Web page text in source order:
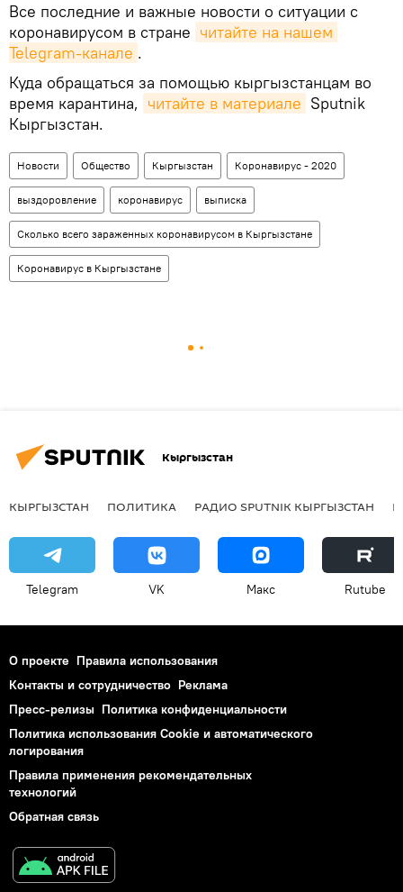
Все последние и важные новости о ситуации с
коронавирусом в стране читайте на нашем
Telegram-канале .
Куда обращаться за помощью кыргызстанцам во
время карантина, читайте в материале Sputnik
Кыргызстан.
Новости Общество Кыргызстан Коронавирус - 2020
выздоровление коронавирус выписка
Сколько всего зараженных коронавирусом в Кыргызстане
Коронавирус в Кыргызстане
Кыргызстан
КЫРГЫЗСТАН ПОЛИТИКА РАДИО SPUTNIK КЫРГЫЗСТАН
Telegram VK Макс Rutube
О проекте Правила использования
Контакты и сотрудничество Реклама
Пресс-релизы Политика конфиденциальности
Политика использования Cookie и автоматического
логирования
Правила применения рекомендательных
технологий
Обратная связь